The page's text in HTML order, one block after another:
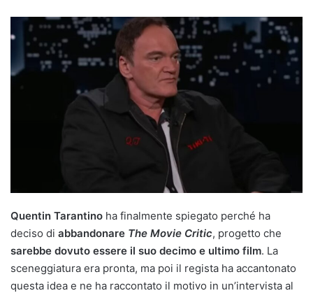
Quentin Tarantino ha finalmente spiegato perché ha
deciso di abbandonare The Movie Critic, progetto che
sarebbe dovuto essere il suo decimo e ultimo film. La
sceneggiatura era pronta, ma poi il regista ha accantonato
questa idea e ne ha raccontato il motivo in un’intervista al